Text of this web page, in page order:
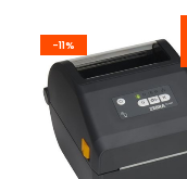
-11%